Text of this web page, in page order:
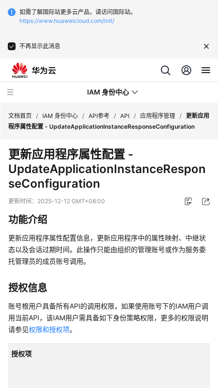
如需了解国际站更多云产品，请访问国际站。
https://www.huaweicloud.com/intl/
不再显示此消息
IAM 身份中心
最
新
动
态
产
介
绍
快
速
门
用
户
指
文档首页 / IAM 身份中心 / API参考 / API / 应用程序管理 / 更新应用
程序属性配置 - UpdateApplicationInstanceResponseConfiguration
更新应用程序属性配置 -
UpdateApplicationInstanceRespon
seConfiguration
更新时间： 2025-12-12 GMT+08:00
功能介绍
更新应用程序属性配置信息，更新应用程序中的属性映射、中继状
态以及会话过期时间。此操作只能由组织的管理账号或作为服务委
托管理员的成员账号调用。
授权信息
账号根用户具备所有API的调用权限，如果使用账号下的IAM用户调
用当前API，该IAM用户需具备如下身份策略权限，更多的权限说明
请参见权限和授权项。
授权项